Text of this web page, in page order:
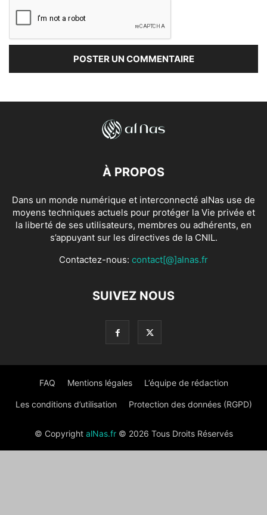
À PROPOS
Dans un monde numérique et interconnecté alNas use de
moyens techniques actuels pour protéger la Vie privée et
la liberté de ses utilisateurs, membres ou adhérents, en
s’appuyant sur les directives de la CNIL.
Contactez-nous: contact[@]alnas.fr
SUIVEZ NOUS
FAQ Mentions légales L’équipe de rédaction
Les conditions d’utilisation Protection des données (RGPD)
© Copyright alNas.fr© 2026 Tous Droits Réservés